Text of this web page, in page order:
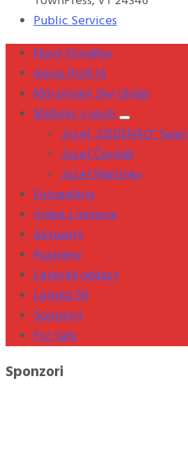
Public Services
Nový StingRay
Aeros Profi 14
Môj bývalý Sky Glider
Mašinky v okolí
Jozef „DEDENKO“ Sajan
Jozef Čermák
Jozef Martinka
Fotogaléria
Videá z lietania
Aktuality
Postrehy
Letecké odkazy
Letiská SR
Sponzori
For Sale
Sponzori